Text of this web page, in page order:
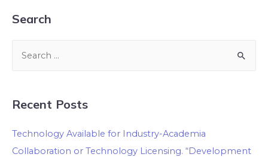
Search
Recent Posts
Technology Available for Industry-Academia
Collaboration or Technology Licensing. “Development